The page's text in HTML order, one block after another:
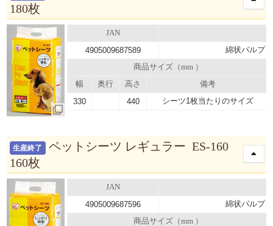
180枚
JAN
4905009687589 綿状パルプ
商品サイズ（mm ）
幅
奥行 高さ 備考
330 440 シーツ1枚当たりのサイズ
生産終了
ペットシーツ レギュラー ES-160
160枚
JAN
4905009687596 綿状パルプ
商品サイズ（mm ）